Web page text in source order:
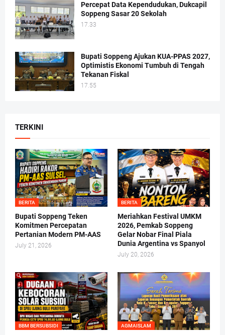
Percepat Data Kependudukan, Dukcapil
Soppeng Sasar 20 Sekolah
17.33
Bupati Soppeng Ajukan KUA-PPAS 2027,
Optimistis Ekonomi Tumbuh di Tengah
Tekanan Fiskal
17.55
TERKINI
BERITA
Bupati Soppeng Teken
Komitmen Percepatan
Pertanian Modern PM-AAS
July 21, 2026
BERITA
Meriahkan Festival UMKM
2026, Pemkab Soppeng
Gelar Nobar Final Piala
Dunia Argentina vs Spanyol
July 20, 2026
BBM BERSUBSIDI AGMAISLAM